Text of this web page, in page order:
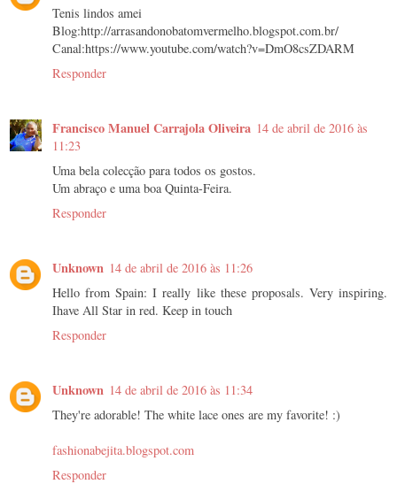
Tenis lindos amei
Blog:http://arrasandonobatomvermelho.blogspot.com.br/
Canal:https://www.youtube.com/watch?v=DmO8csZDARM
Responder
Francisco Manuel Carrajola Oliveira 14 de abril de 2016 às
11:23
Uma bela colecção para todos os gostos.
Um abraço e uma boa Quinta-Feira.
Responder
Unknown 14 de abril de 2016 às 11:26
Hello from Spain: I really like these proposals. Very inspiring.
Ihave All Star in red. Keep in touch
Responder
Unknown 14 de abril de 2016 às 11:34
They're adorable! The white lace ones are my favorite! :)
fashionabejita.blogspot.com
Responder